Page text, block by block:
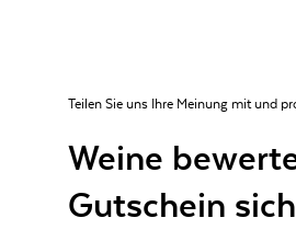
Teilen Sie uns Ihre Meinung mit und
Weine
Gutschein